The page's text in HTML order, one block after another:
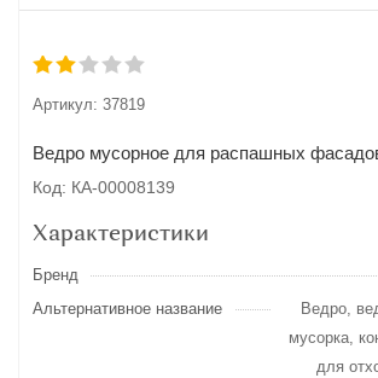
Артикул: 37819
Ведро мусорное для распашных
Код: КА-00008139
Характеристики
Бренд
Альтернативное название
Ведро,
мусорка,
для